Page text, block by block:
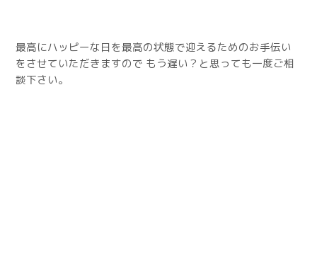
最高にハッピーな日を最高の状態で迎えるためのお手伝い
をさせていただきますので もう遅い？と思っても一度ご相
談下さい。